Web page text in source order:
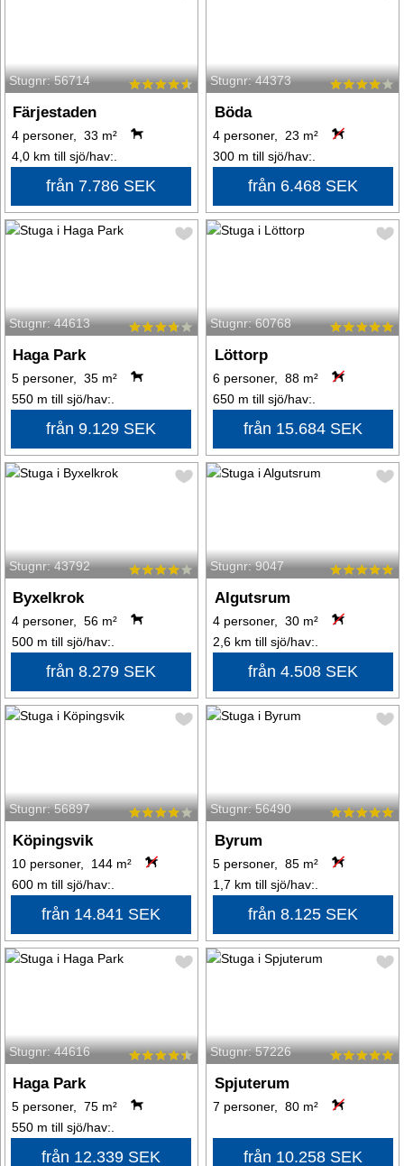
Stugnr: 56714
Färjestaden
4 personer, 33 m²
4,0 km till sjö/hav:.
från 7.786 SEK
Stugnr: 44373
Böda
4 personer, 23 m²
300 m till sjö/hav:.
från 6.468 SEK
Stugnr: 44613
Haga Park
5 personer, 35 m²
550 m till sjö/hav:.
från 9.129 SEK
Stugnr: 60768
Löttorp
6 personer, 88 m²
650 m till sjö/hav:.
från 15.684 SEK
Stugnr: 43792
Byxelkrok
4 personer, 56 m²
500 m till sjö/hav:.
från 8.279 SEK
Stugnr: 9047
Algutsrum
4 personer, 30 m²
2,6 km till sjö/hav:.
från 4.508 SEK
Stugnr: 56897
Köpingsvik
10 personer, 144 m²
600 m till sjö/hav:.
från 14.841 SEK
Stugnr: 56490
Byrum
5 personer, 85 m²
1,7 km till sjö/hav:.
från 8.125 SEK
Stugnr: 44616
Haga Park
5 personer, 75 m²
550 m till sjö/hav:.
från 12.339 SEK
Stugnr: 57226
Spjuterum
7 personer, 80 m²
från 10.258 SEK